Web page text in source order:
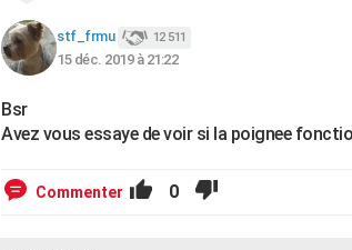
stf_frmu 12 511
15 déc. 2019 à 21:22
Bsr
Avez vous essaye de voir si la poignee
Commenter 0